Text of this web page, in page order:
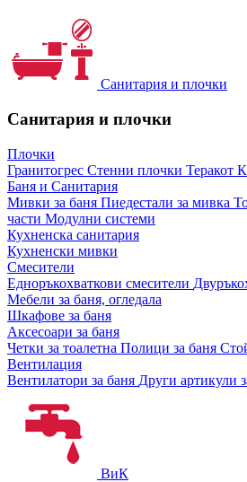
Санитария и плочки
Санитария и плочки
Плочки
Гранитогрес Стенни плочки Теракот
Баня и Санитария
Мивки за баня Пиедестали за мивка
части Модулни системи
Кухненска санитария
Кухненски мивки
Смесители
Едноръкохваткови смесители
Мебели за баня, огледала
Шкафове за баня
Аксесоари за баня
Четки за тоалетна Полици за баня
Вентилация
Вентилатори за баня Други артикули
ВиК